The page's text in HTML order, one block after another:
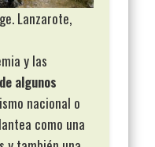
Lanzarote,
y las
algunos
nacional o
como una